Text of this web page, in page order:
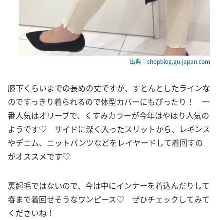
出典：shopblog.gu-japan.com
膝下くらいまでの長めの丈ですが、すとんとしたラインな
のですっきり着られるので体型カバーにもぴったり！ 一
番人気はオリーブで、くすみカラーが今年はやはり人気の
ようです♡ サイドに深く入ったスリットから、レギンス
やデニム、ニットパンツなどをレイヤードして着回すの
がオススメです♡
裏起毛ではないので、今は中にインナーを着込んだりして
春まで着回せそうなワンピース♡ ぜひチェックしてみて
くださいね！